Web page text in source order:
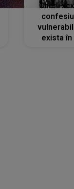
Charli
exista